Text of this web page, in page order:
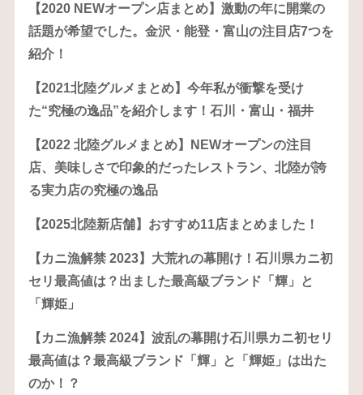
【2020 NEWオープン店まとめ】激動の年に開業の
話題が希望でした。金沢・能登・富山の注目店7つを
紹介！
【2021北陸グルメまとめ】今年私が衝撃を受け
た“究極の逸品”を紹介します！石川・富山・福井
【2022 北陸グルメまとめ】NEWオープンの注目
店、美味しさで印象的だったレストラン、北陸が誇
る実力店の究極の逸品
【2025北陸新店舗】おすすめ11店まとめました！
【カニ漁解禁 2023】大荒れの幕開け！石川県カニ初
セリ最高値は？出ました最高級ブランド「輝」と
「輝姫」
【カニ漁解禁 2024】波乱の幕開け石川県カニ初セリ
最高値は？最高級ブランド「輝」と「輝姫」は出た
のか！？